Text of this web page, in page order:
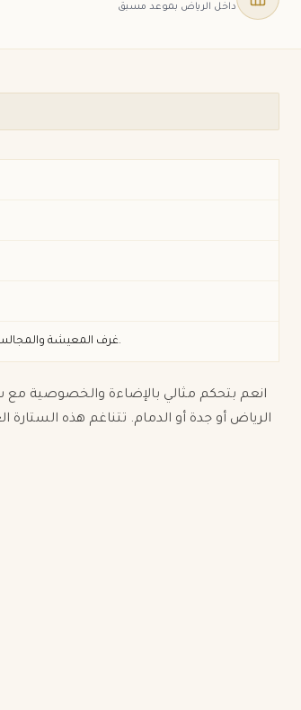
داخل الرياض بموعد مسبق
غرف المعيشة والمجالس، غرف النوم الرئيسية، المكاتب المنزلية، الشقق العصرية والفنادق في مدن مثل الخبر ومكة والمدينة.
الرياض أو جدة أو الدمام. تتناغم هذه